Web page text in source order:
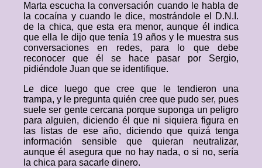
Marta escucha la conversación cuando le habla de
la cocaína y cuando le dice, mostrándole el D.N.I.
de la chica, que esta era menor, aunque él indica
que ella le dijo que tenía 19 años y le muestra sus
conversaciones en redes, para lo que debe
reconocer que él se hace pasar por Sergio,
pidiéndole Juan que se identifique.
Le dice luego que cree que le tendieron una
trampa, y le pregunta quién cree que pudo ser, pues
suele ser gente cercana porque suponga un peligro
para alguien, diciendo él que ni siquiera figura en
las listas de ese año, diciendo que quizá tenga
información sensible que quieran neutralizar,
aunque él asegura que no hay nada, o si no, sería
la chica para sacarle dinero.